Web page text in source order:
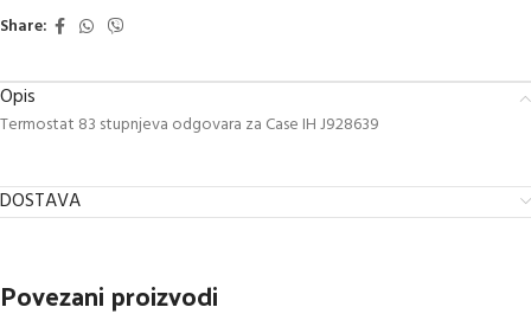
Share:
Opis
Termostat 83 stupnjeva odgovara za Case IH J928639
DOSTAVA
Povezani proizvodi